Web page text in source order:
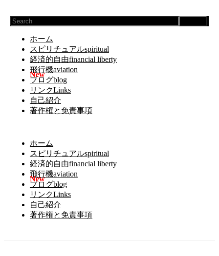
ホーム
スピリチュアルspiritual
経済的自由financial liberty
飛行機aviation
ブログblog
リンクLinks
自己紹介
著作権と免責事項
ホーム
スピリチュアルspiritual
経済的自由financial liberty
飛行機aviation
ブログblog
リンクLinks
自己紹介
著作権と免責事項